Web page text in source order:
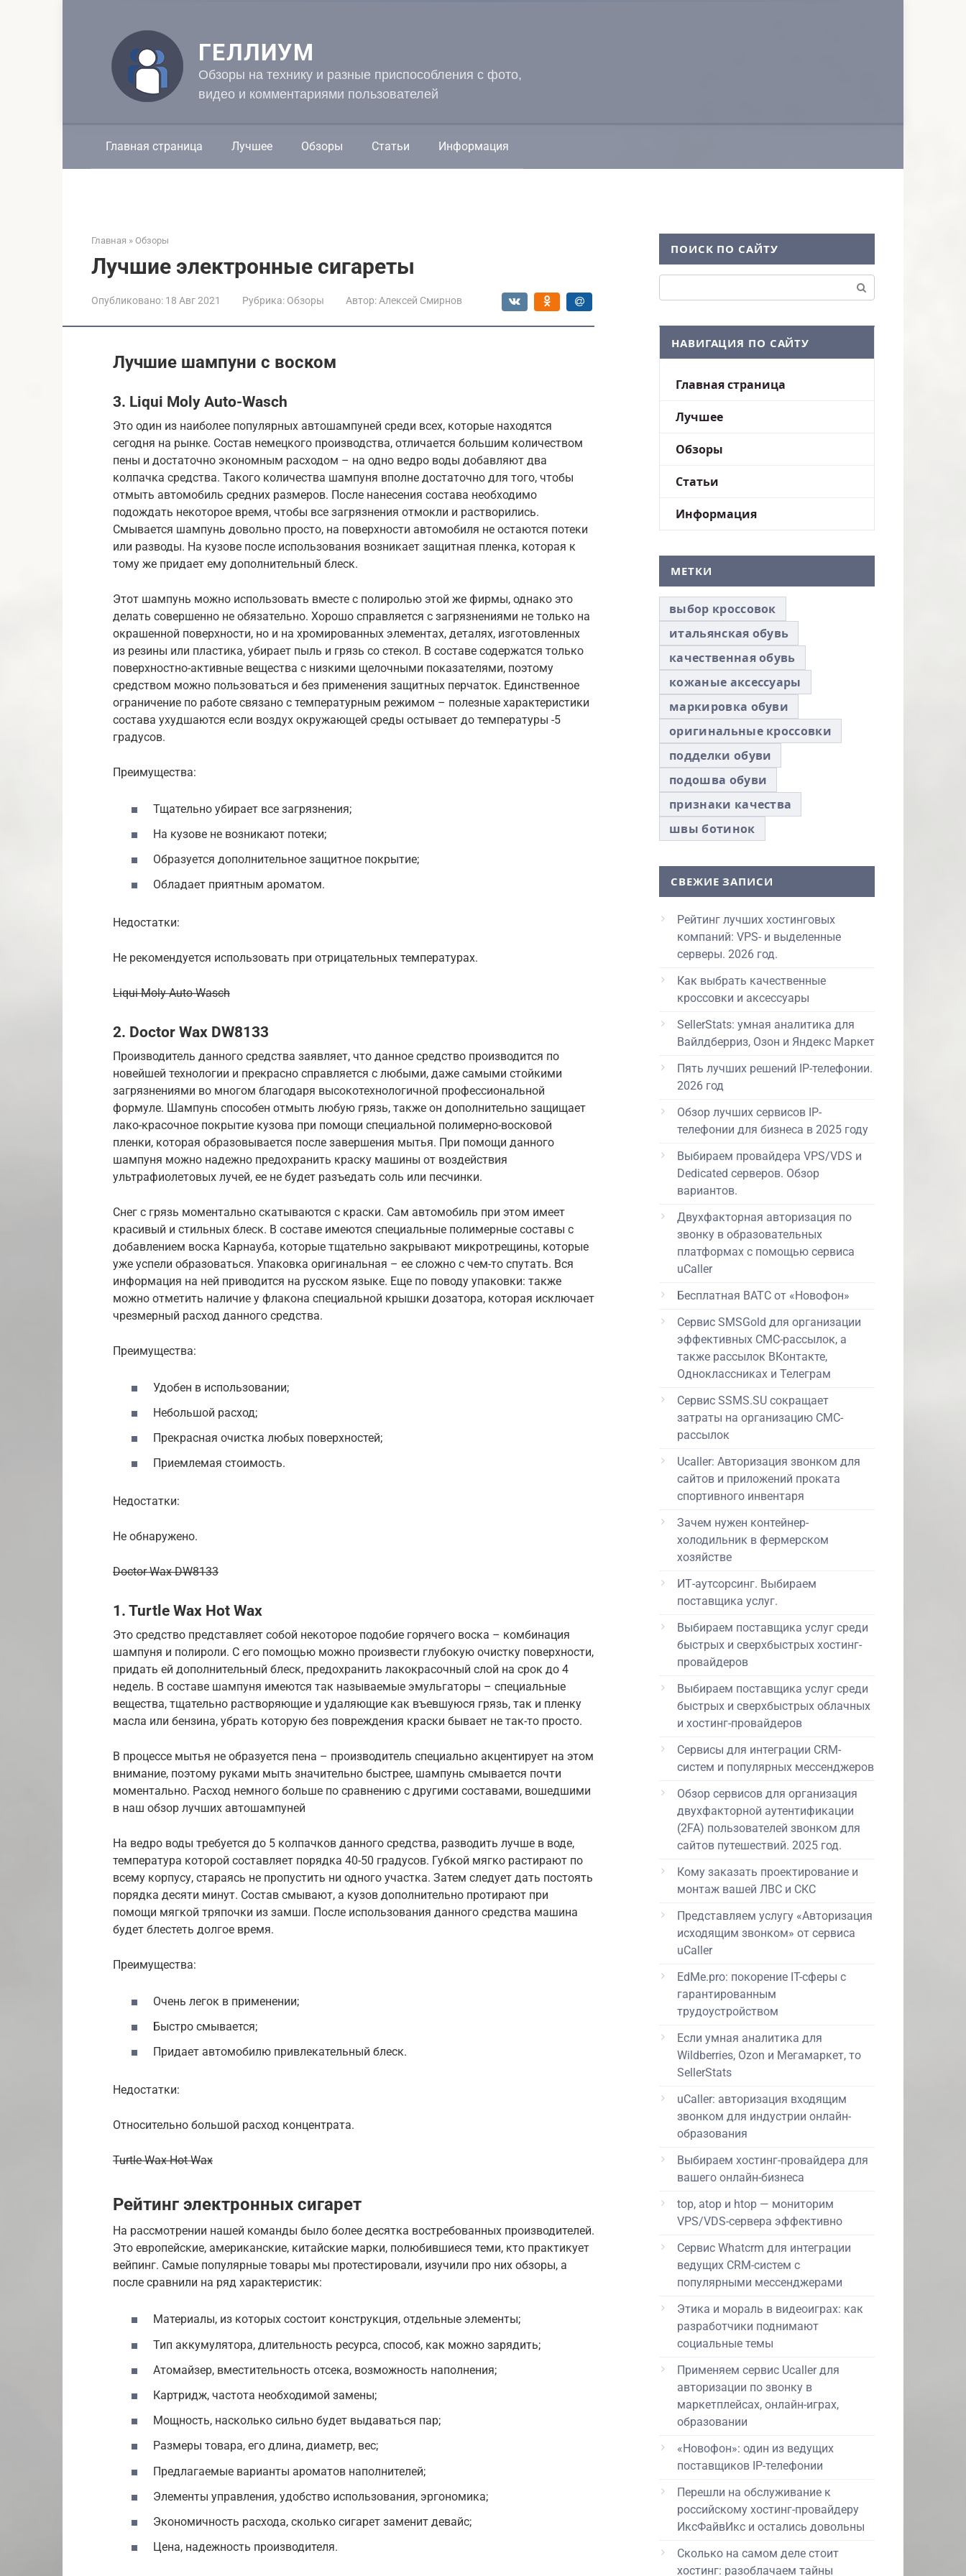
ГЕЛЛИУМ
Обзоры на технику и разные приспособления с фото,
видео и комментариями пользователей
Главная страница Лучшее Обзоры Статьи Информация
Главная » Обзоры
Лучшие электронные сигареты
Опубликовано: 18 Авг 2021 Рубрика: Обзоры Автор: Алексей Смирнов
Лучшие шампуни с воском
3. Liqui Moly Auto-Wasch
Это один из наиболее популярных автошампуней среди всех, которые находятся
сегодня на рынке. Состав немецкого производства, отличается большим количеством
пены и достаточно экономным расходом – на одно ведро воды добавляют два
колпачка средства. Такого количества шампуня вполне достаточно для того, чтобы
отмыть автомобиль средних размеров. После нанесения состава необходимо
подождать некоторое время, чтобы все загрязнения отмокли и растворились.
Смывается шампунь довольно просто, на поверхности автомобиля не остаются потеки
или разводы. На кузове после использования возникает защитная пленка, которая к
тому же придает ему дополнительный блеск.
Этот шампунь можно использовать вместе с полиролью этой же фирмы, однако это
делать совершенно не обязательно. Хорошо справляется с загрязнениями не только на
окрашенной поверхности, но и на хромированных элементах, деталях, изготовленных
из резины или пластика, убирает пыль и грязь со стекол. В составе содержатся только
поверхностно-активные вещества с низкими щелочными показателями, поэтому
средством можно пользоваться и без применения защитных перчаток. Единственное
ограничение по работе связано с температурным режимом – полезные характеристики
состава ухудшаются если воздух окружающей среды остывает до температуры -5
градусов.
Преимущества:
Тщательно убирает все загрязнения;
На кузове не возникают потеки;
Образуется дополнительное защитное покрытие;
Обладает приятным ароматом.
Недостатки:
Не рекомендуется использовать при отрицательных температурах.
Liqui Moly Auto-Wasch
2. Doctor Wax DW8133
Производитель данного средства заявляет, что данное средство производится по
новейшей технологии и прекрасно справляется с любыми, даже самыми стойкими
загрязнениями во многом благодаря высокотехнологичной профессиональной
формуле. Шампунь способен отмыть любую грязь, также он дополнительно защищает
лако-красочное покрытие кузова при помощи специальной полимерно-восковой
пленки, которая образовывается после завершения мытья. При помощи данного
шампуня можно надежно предохранить краску машины от воздействия
ультрафиолетовых лучей, ее не будет разъедать соль или песчинки.
Снег с грязь моментально скатываются с краски. Сам автомобиль при этом имеет
красивый и стильных блеск. В составе имеются специальные полимерные составы с
добавлением воска Карнауба, которые тщательно закрывают микротрещины, которые
уже успели образоваться. Упаковка оригинальная – ее сложно с чем-то спутать. Вся
информация на ней приводится на русском языке. Еще по поводу упаковки: также
можно отметить наличие у флакона специальной крышки дозатора, которая исключает
чрезмерный расход данного средства.
Преимущества:
Удобен в использовании;
Небольшой расход;
Прекрасная очистка любых поверхностей;
Приемлемая стоимость.
Недостатки:
Не обнаружено.
Doctor Wax DW8133
1. Turtle Wax Hot Wax
Это средство представляет собой некоторое подобие горячего воска – комбинация
шампуня и полироли. С его помощью можно произвести глубокую очистку поверхности,
придать ей дополнительный блеск, предохранить лакокрасочный слой на срок до 4
недель. В составе шампуня имеются так называемые эмульгаторы – специальные
вещества, тщательно растворяющие и удаляющие как въевшуюся грязь, так и пленку
масла или бензина, убрать которую без повреждения краски бывает не так-то просто.
В процессе мытья не образуется пена – производитель специально акцентирует на этом
внимание, поэтому руками мыть значительно быстрее, шампунь смывается почти
моментально. Расход немного больше по сравнению с другими составами, вошедшими
в наш обзор лучших автошампуней
На ведро воды требуется до 5 колпачков данного средства, разводить лучше в воде,
температура которой составляет порядка 40-50 градусов. Губкой мягко растирают по
всему корпусу, стараясь не пропустить ни одного участка. Затем следует дать постоять
порядка десяти минут. Состав смывают, а кузов дополнительно протирают при
помощи мягкой тряпочки из замши. После использования данного средства машина
будет блестеть долгое время.
Преимущества:
Очень легок в применении;
Быстро смывается;
Придает автомобилю привлекательный блеск.
Недостатки:
Относительно большой расход концентрата.
Turtle Wax Hot Wax
Рейтинг электронных сигарет
На рассмотрении нашей команды было более десятка востребованных производителей.
Это европейские, американские, китайские марки, полюбившиеся теми, кто практикует
вейпинг. Самые популярные товары мы протестировали, изучили про них обзоры, а
после сравнили на ряд характеристик:
Материалы, из которых состоит конструкция, отдельные элементы;
Тип аккумулятора, длительность ресурса, способ, как можно зарядить;
Атомайзер, вместительность отсека, возможность наполнения;
Картридж, частота необходимой замены;
Мощность, насколько сильно будет выдаваться пар;
Размеры товара, его длина, диаметр, вес;
Предлагаемые варианты ароматов наполнителей;
Элементы управления, удобство использования, эргономика;
Экономичность расхода, сколько сигарет заменит девайс;
Цена, надежность производителя.
ПОИСК ПО САЙТУ
НАВИГАЦИЯ ПО САЙТУ
Главная страница
Лучшее
Обзоры
Статьи
Информация
МЕТКИ
выбор кроссовок
итальянская обувь
качественная обувь
кожаные аксессуары
маркировка обуви
оригинальные кроссовки
подделки обуви
подошва обуви
признаки качества
швы ботинок
СВЕЖИЕ ЗАПИСИ
Рейтинг лучших хостинговых
компаний: VPS- и выделенные
серверы. 2026 год.
Как выбрать качественные
кроссовки и аксессуары
SellerStats: умная аналитика для
Вайлдберриз, Озон и Яндекс Маркет
Пять лучших решений IP-телефонии.
2026 год
Обзор лучших сервисов IP-
телефонии для бизнеса в 2025 году
Выбираем провайдера VPS/VDS и
Dedicated серверов. Обзор
вариантов.
Двухфакторная авторизация по
звонку в образовательных
платформах с помощью сервиса
uCaller
Бесплатная ВАТС от «Новофон»
Сервис SMSGold для организации
эффективных СМС-рассылок, а
также рассылок ВКонтакте,
Одноклассниках и Телеграм
Сервис SSMS.SU сокращает
затраты на организацию СМС-
рассылок
Ucaller: Авторизация звонком для
сайтов и приложений проката
спортивного инвентаря
Зачем нужен контейнер-
холодильник в фермерском
хозяйстве
ИТ-аутсорсинг. Выбираем
поставщика услуг.
Выбираем поставщика услуг среди
быстрых и сверхбыстрых хостинг-
провайдеров
Выбираем поставщика услуг среди
быстрых и сверхбыстрых облачных
и хостинг-провайдеров
Сервисы для интеграции CRM-
систем и популярных мессенджеров
Обзор сервисов для организация
двухфакторной аутентификации
(2FA) пользователей звонком для
сайтов путешествий. 2025 год.
Кому заказать проектирование и
монтаж вашей ЛВС и СКС
Представляем услугу «Авторизация
исходящим звонком» от сервиса
uCaller
EdMe.pro: покорение IT-сферы с
гарантированным
трудоустройством
Если умная аналитика для
Wildberries, Ozon и Мегамаркет, то
SellerStats
uCaller: авторизация входящим
звонком для индустрии онлайн-
образования
Выбираем хостинг-провайдера для
вашего онлайн-бизнеса
top, atop и htop — мониторим
VPS/VDS-сервера эффективно
Сервис Whatcrm для интеграции
ведущих CRM-систем с
популярными мессенджерами
Этика и мораль в видеоиграх: как
разработчики поднимают
социальные темы
Применяем сервис Ucaller для
авторизации по звонку в
маркетплейсах, онлайн-играх,
образовании
«Новофон»: один из ведущих
поставщиков IP-телефонии
Перешли на обслуживание к
российскому хостинг-провайдеру
ИксФайвИкс и остались довольны
Сколько на самом деле стоит
хостинг: разоблачаем тайны